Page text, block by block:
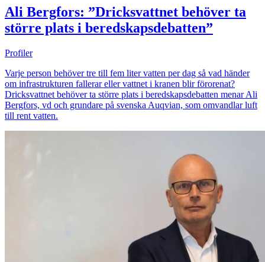
Ali Bergfors: ”Dricksvattnet behöver ta
större plats i beredskapsdebatten”
Profiler
Varje person behöver tre till fem liter vatten per dag så vad händer
om infrastrukturen fallerar eller vattnet i kranen blir förorenat?
Dricksvattnet behöver ta större plats i beredskapsdebatten menar Ali
Bergfors, vd och grundare på svenska Auqvian, som omvandlar luft
till rent vatten.